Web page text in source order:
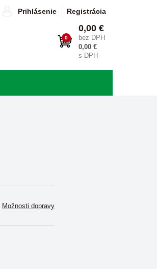
Prihlásenie Registrácia
0
0,00 €
bez DPH
0,00 €
s DPH
Možnosti dopravy